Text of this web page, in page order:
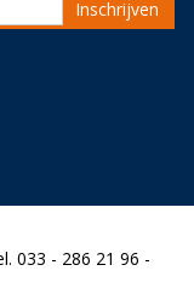
Inschrijven
033 - 286 21 96 -